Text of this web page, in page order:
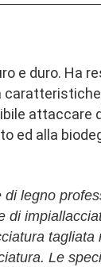
e duro. Ha
attaccare
ed alla
legno
di
Le